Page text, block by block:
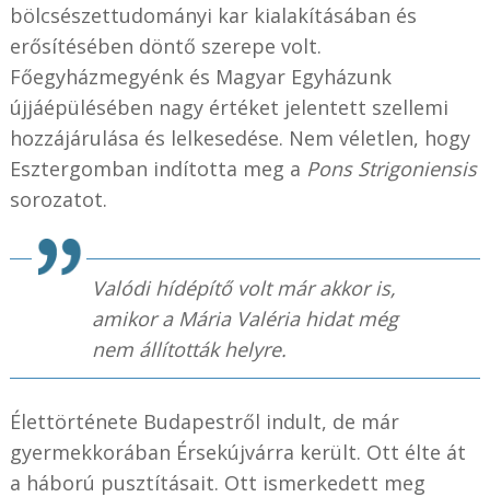
bölcsészettudományi kar kialakításában és
erősítésében döntő szerepe volt.
Főegyházmegyénk és Magyar Egyházunk
újjáépülésében nagy értéket jelentett szellemi
hozzájárulása és lelkesedése. Nem véletlen, hogy
Esztergomban indította meg a Pons Strigoniensis
sorozatot.
Valódi hídépítő volt már akkor is,
amikor a Mária Valéria hidat még
nem állították helyre.
Élettörténete Budapestről indult, de már
gyermekkorában Érsekújvárra került. Ott élte át
a háború pusztításait. Ott ismerkedett meg